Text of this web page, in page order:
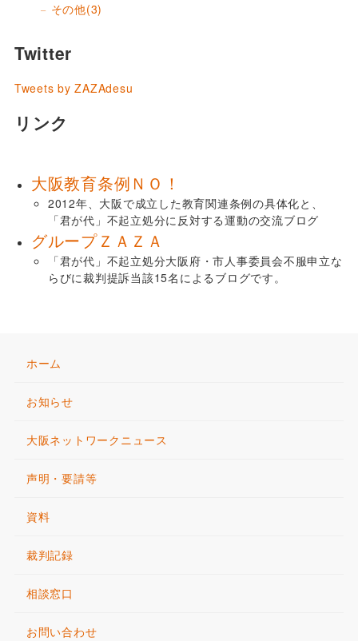
その他(3)
Twitter
Tweets by ZAZAdesu
リンク
大阪教育条例ＮＯ！
2012年、大阪で成立した教育関連条例の具体化と、
「君が代」不起立処分に反対する運動の交流ブログ
グループＺＡＺＡ
「君が代」不起立処分大阪府・市人事委員会不服申立な
らびに裁判提訴当該15名によるブログです。
ホーム
お知らせ
大阪ネットワークニュース
声明・要請等
資料
裁判記録
相談窓口
お問い合わせ